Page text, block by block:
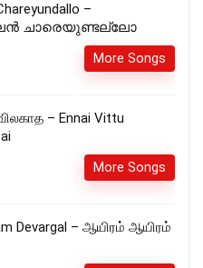
–
ചാരെയുണ്ടല്ലോ
More Songs
– Ennai Vittu
More Songs
Devargal – ஆயிரம் ஆயிரம்